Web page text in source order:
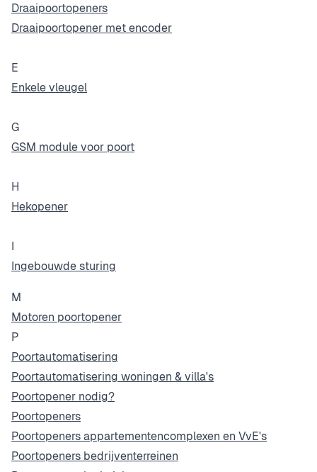
Draaipoortopeners
Draaipoortopener met encoder
E
Enkele vleugel
G
GSM module voor poort
H
Hekopener
I
Ingebouwde sturing
M
Motoren poortopener
P
Poortautomatisering
Poortautomatisering woningen & villa's
Poortopener nodig?
Poortopeners
Poortopeners appartementencomplexen en VvE's
Poortopeners bedrijventerreinen